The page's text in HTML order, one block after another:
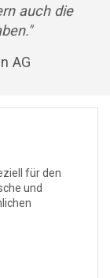
auch die
AG
für den
und